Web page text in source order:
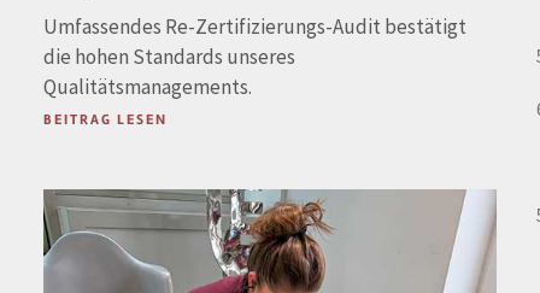
Umfassendes Re-Zertifizierungs-Audit bestätigt
die hohen Standards unseres
Qualitätsmanagements.
BEITRAG LESEN